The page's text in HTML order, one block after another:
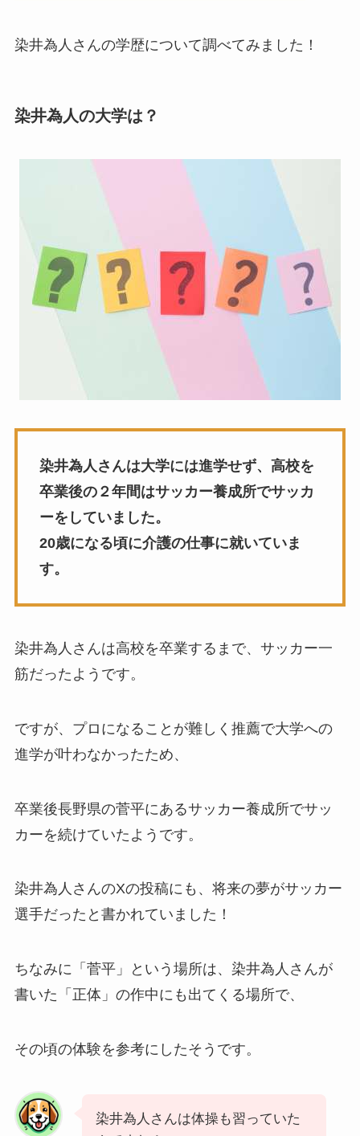
染井為人さんの学歴について調べてみました！
染井為人の大学は？
染井為人さんは大学には進学せず、高校を
卒業後の２年間はサッカー養成所でサッカ
ーをしていました。
20歳になる頃に介護の仕事に就いていま
す。
染井為人さんは高校を卒業するまで、サッカー一
筋だったようです。
ですが、プロになることが難しく推薦で大学への
進学が叶わなかったため、
卒業後長野県の菅平にあるサッカー養成所でサッ
カーを続けていたようです。
染井為人さんのXの投稿にも、将来の夢がサッカー
選手だったと書かれていました！
ちなみに「菅平」という場所は、染井為人さんが
書いた「正体」の作中にも出てくる場所で、
その頃の体験を参考にしたそうです。
染井為人さんは体操も習っていた